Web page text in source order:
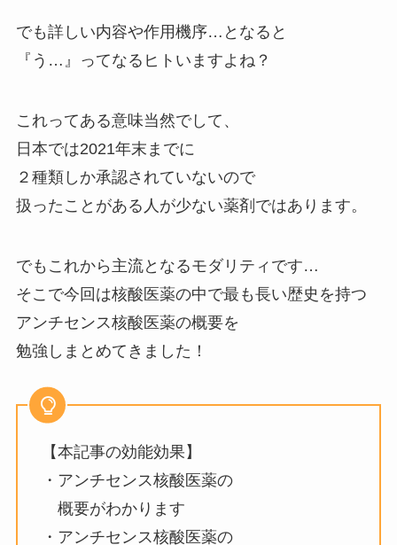
でも詳しい内容や作用機序…となると
『う…』ってなるヒトいますよね？
これってある意味当然でして、
日本では2021年末までに
２種類しか承認されていないので
扱ったことがある人が少ない薬剤ではあります。
でもこれから主流となるモダリティです…
そこで今回は核酸医薬の中で最も長い歴史を持つ
アンチセンス核酸医薬の概要を
勉強しまとめてきました！
【本記事の効能効果】
・アンチセンス核酸医薬の
概要がわかります
・アンチセンス核酸医薬の